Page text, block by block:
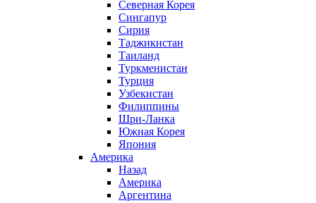
Северная Корея
Сингапур
Сирия
Таджикистан
Таиланд
Туркменистан
Турция
Узбекистан
Филиппины
Шри-Ланка
Южная Корея
Япония
Америка
Назад
Америка
Аргентина